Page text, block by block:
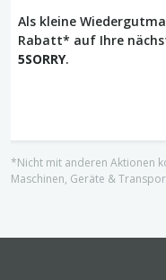
Als kleine
Rabatt* auf Ihre
5SORRY.
*Nicht mit anderen Aktionen
Maschinen, Geräte &